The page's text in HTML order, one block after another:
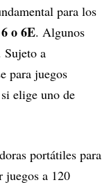
para los
o 6E. Algunos
Sujeto a
para juegos
elige uno de
portátiles para
juegos a 120